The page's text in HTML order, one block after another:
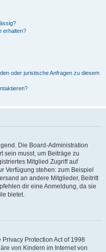
erhalten?
oder juristische Anfragen zu diesem
Die Board-Administration
sein musst, um Beiträge zu
Mitglied Zugriff auf
Verfügung stehen: zum Beispiel
an andere Mitglieder, Beitritt
dir eine Anmeldung, da sie
bietet.
Protection Act of 1998
von Kindern im Internet von